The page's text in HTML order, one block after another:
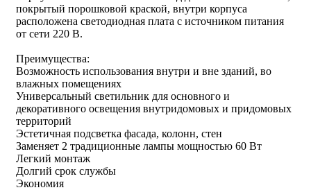
покрытый порошковой краской, внутри корпуса
расположена светодиодная плата с источником питания
от сети 220 В.
Преимущества:
Возможность использования внутри и вне зданий, во
влажных помещениях
Универсальный светильник для основного и
декоративного освещения внутридомовых и придомовых
территорий
Эстетичная подсветка фасада, колонн, стен
Заменяет 2 традиционные лампы мощностью 60 Вт
Легкий монтаж
Долгий срок службы
Экономия